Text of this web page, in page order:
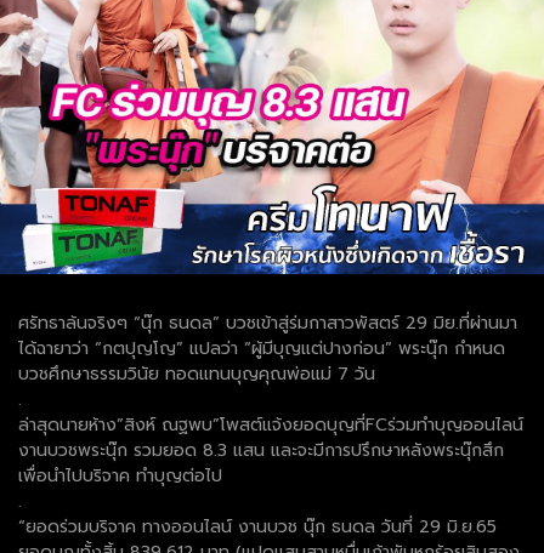
ศรัทธาล้นจริงๆ “นุ๊ก ธนดล” บวชเข้าสู่ร่มกาสาวพัสตร์ 29 มิย.ที่ผ่านมา
ได้ฉายาว่า “กตปุญโญ” แปลว่า “ผู้มีบุญแต่ปางก่อน” พระนุ๊ก กำหนด
บวชศึกษาธรรมวินัย ทอดแทนบุญคุณพ่อแม่ 7 วัน
.
ล่าสุดนายห้าง”สิงห์ ณฐพบ”โพสต์แจ้งยอดบุญที่FCร่วมทำบุญออนไลน์
งานบวชพระนุ๊ก รวมยอด 8.3 แสน และจะมีการปรึกษาหลังพระนุ๊กสึก
เพื่อนำไปบริจาค ทำบุญต่อไป
.
“ยอดร่วมบริจาค ทางออนไลน์ งานบวช นุ๊ก ธนดล วันที่ 29 มิ.ย.65